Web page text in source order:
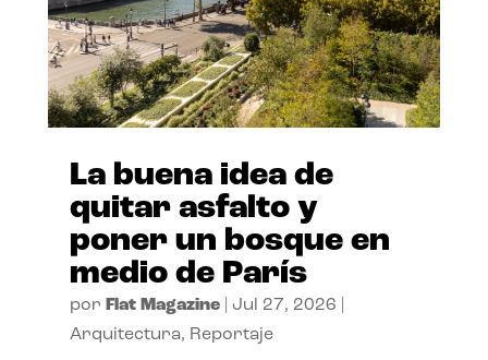
La buena idea de
quitar asfalto y
poner un bosque en
medio de París
por Flat Magazine| Jul 27, 2026
Arquitectura, Reportaje